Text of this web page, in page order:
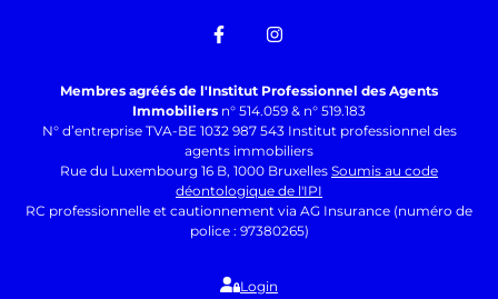
Membres agréés de l'Institut Professionnel des Agents
Immobiliers n° 514.059 & n° 519.183
N° d’entreprise TVA-BE 1032 987 543 Institut professionnel des
agents immobiliers
Rue du Luxembourg 16 B, 1000 Bruxelles Soumis au code
déontologique de l'IPI
RC professionnelle et cautionnement via AG Insurance (numéro de
police : 97380265)
Login